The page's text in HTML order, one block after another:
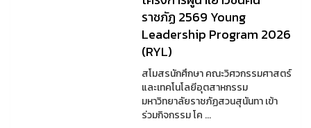
ราชภัฏ 2569 Young
Leadership Program 2026
(RYL)
สโมสรนักศึกษา คณะวิศวกรรมศาสตร์
และเทคโนโลยีอุตสาหกรรม
มหาวิทยาลัยราชภัฏสวนสุนันทา เข้า
ร่วมกิจกรรม โค ...